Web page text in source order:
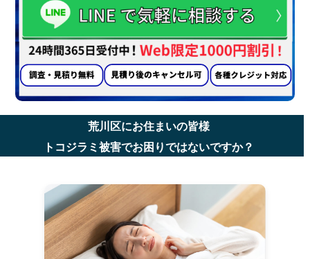
荒川区にお住まいの皆様
トコジラミ被害でお困りではないですか？